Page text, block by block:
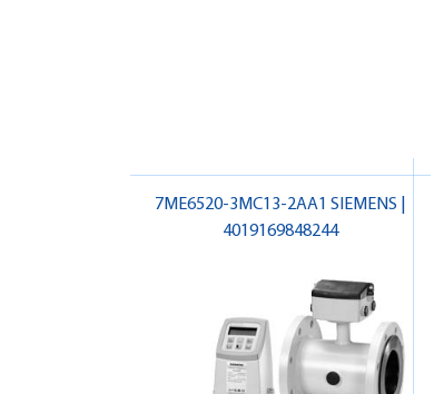
7ME6520-3MC13-2AA1 SIEMENS |
4019169848244